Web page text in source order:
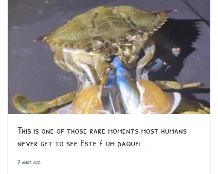
This is one of those rare moments most humans
never get to see Este é um daquel…
2 anos ago